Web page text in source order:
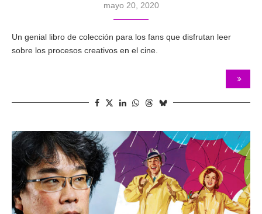
mayo 20, 2020
Un genial libro de colección para los fans que disfrutan leer
sobre los procesos creativos en el cine.